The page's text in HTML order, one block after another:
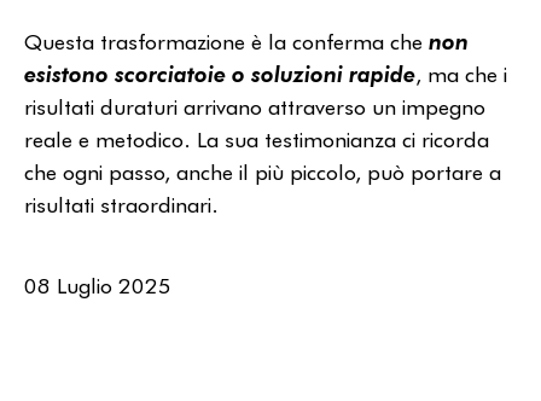
Questa trasformazione è la conferma che non
esistono scorciatoie o soluzioni rapide, ma che i
risultati duraturi arrivano attraverso un impegno
reale e metodico. La sua testimonianza ci ricorda
che ogni passo, anche il più piccolo, può portare a
risultati straordinari.
08 Luglio 2025